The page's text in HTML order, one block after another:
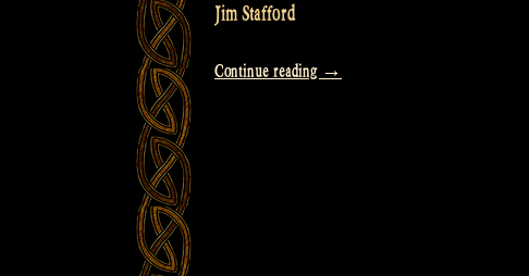
Jim Stafford
Continue reading “Video:
→